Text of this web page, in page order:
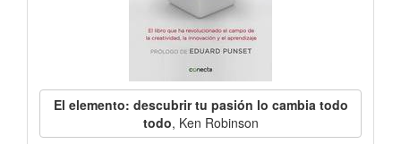
El elemento: descubrir tu pasión lo cambia todo
todo, Ken Robinson